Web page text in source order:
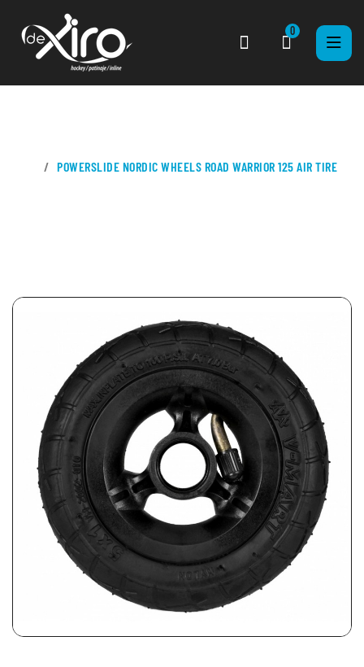
0
POWERSLIDE NORDIC WHEELS ROAD WARRIOR 125 AIR TIRE